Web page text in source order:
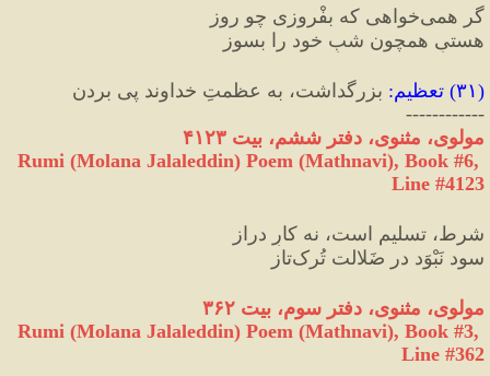
گر همی‌خواهی که بفْروزی چو روز
هستیِ همچون شبِ خود را بسوز
(۳۱) تعظیم: بزرگداشت، به عظمتِ خداوند پی بردن
------------
مولوی، مثنوی، دفتر ششم، بیت ۴۱۲۳
Rumi (Molana Jalaleddin) Poem (Mathnavi), Book #6,
Line #4123
شرط، تسلیم است، نه کارِ دراز
سود نَبْوَد در ضَلالت تُرک‌تاز
مولوی، مثنوی، دفتر سوم، بیت ۳۶۲
Rumi (Molana Jalaleddin) Poem (Mathnavi), Book #3,
Line #362